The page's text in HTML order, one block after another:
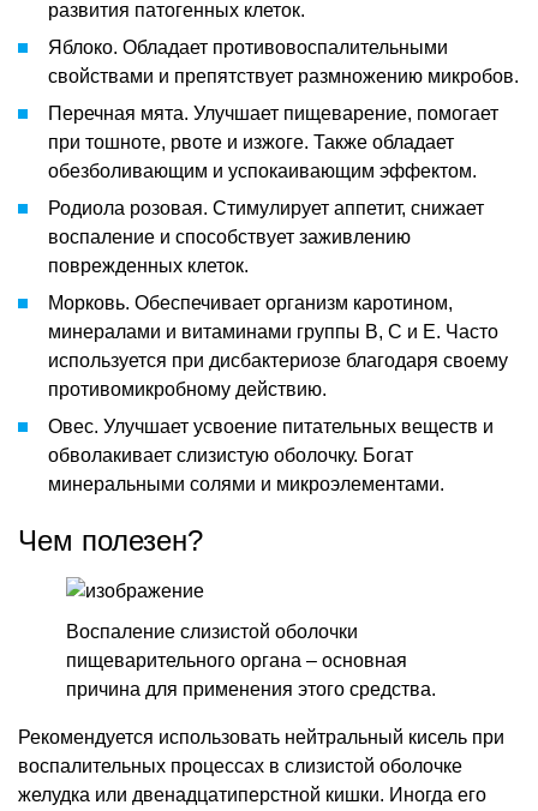
развития патогенных клеток.
Яблоко. Обладает противовоспалительными
свойствами и препятствует размножению микробов.
Перечная мята. Улучшает пищеварение, помогает
при тошноте, рвоте и изжоге. Также обладает
обезболивающим и успокаивающим эффектом.
Родиола розовая. Стимулирует аппетит, снижает
воспаление и способствует заживлению
поврежденных клеток.
Морковь. Обеспечивает организм каротином,
минералами и витаминами группы В, С и Е. Часто
используется при дисбактериозе благодаря своему
противомикробному действию.
Овес. Улучшает усвоение питательных веществ и
обволакивает слизистую оболочку. Богат
минеральными солями и микроэлементами.
Чем полезен?
Воспаление слизистой оболочки
пищеварительного органа – основная
причина для применения этого средства.
Рекомендуется использовать нейтральный кисель при
воспалительных процессах в слизистой оболочке
желудка или двенадцатиперстной кишки. Иногда его